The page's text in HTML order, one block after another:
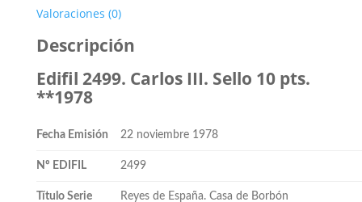
Valoraciones (0)
Descripción
Edifil 2499. Carlos III. Sello 10 pts.
**1978
Fecha Emisión 22 noviembre 1978
Nº EDIFIL 2499
Título Serie Reyes de España. Casa de Borbón